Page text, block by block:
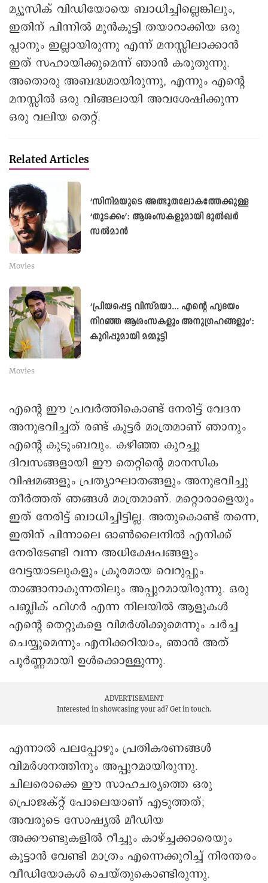
മ്യൂസിക് വിഡിയോയെ ബാധിച്ചില്ലെങ്കിലും,
ഇതിന് പിന്നിൽ മുൻകൂട്ടി തയാറാക്കിയ ഒരു
പ്ലാനും ഇല്ലായിരുന്നു എന്ന് മനസ്സിലാക്കാൻ
ഇത് സഹായിക്കുമെന്ന് ഞാൻ കരുതുന്നു.
അതൊരു അബദ്ധമായിരുന്നു, എന്നും എന്റെ
മനസ്സിൽ ഒരു വിങ്ങലായി അവശേഷിക്കുന്ന
ഒരു വലിയ തെറ്റ്.
Related Articles
‘സിനിമയുടെ അത്ഭുതലോകത്തേക്കുള്ള
‘തുടക്കം’: ആശംസകളുമായി ദുൽഖർ
സൽമാൻ
Movies
‘പ്രിയപ്പെട്ട വിസ്മയാ... എന്റെ ഹൃദയം
നിറഞ്ഞ ആശംസകളും അനുഗ്രഹങ്ങളും’:
കുറിപ്പുമായി മമ്മൂട്ടി
Movies
എന്റെ ഈ പ്രവർത്തികൊണ്ട് നേരിട്ട് വേദന
അനുഭവിച്ചത് രണ്ട് കൂട്ടർ മാത്രമാണ് ഞാനും
എന്റെ കുടുംബവും. കഴിഞ്ഞ കുറച്ചു
ദിവസങ്ങളായി ഈ തെറ്റിന്റെ മാനസിക
വിഷമങ്ങളും പ്രത്യാഘാതങ്ങളും അനുഭവിച്ചു
തീർത്തത് ഞങ്ങൾ മാത്രമാണ്. മറ്റൊരാളെയും
ഇത് നേരിട്ട് ബാധിച്ചിട്ടില്ല. അതുകൊണ്ട് തന്നെ,
ഇതിന് പിന്നാലെ ഓൺലൈനിൽ എനിക്ക്
നേരിടേണ്ടി വന്ന അധിക്ഷേപങ്ങളും
വേട്ടയാടലുകളും ക്രൂരമായ വെറുപ്പും
താങ്ങാനാകുന്നതിലും അപ്പുറമായിരുന്നു. ഒരു
പബ്ലിക് ഫിഗർ എന്ന നിലയിൽ ആളുകൾ
എന്റെ തെറ്റുകളെ വിമർശിക്കുമെന്നും ചർച്ച
ചെയ്യുമെന്നും എനിക്കറിയാം, ഞാൻ അത്
പൂർണ്ണമായി ഉൾക്കൊള്ളുന്നു.
ADVERTISEMENT
Interested in showcasing your ad? Get in touch.
എന്നാൽ പലപ്പോഴും പ്രതികരണങ്ങൾ
വിമർശനത്തിനും അപ്പുറമായിരുന്നു.
ചിലരൊക്കെ ഈ സാഹചര്യത്തെ ഒരു
പ്രൊജക്റ്റ്‌ പോലെയാണ് എടുത്തത്;
അവരുടെ സോഷ്യൽ മീഡിയ
അക്കൗണ്ടുകളിൽ റീച്ചും കാഴ്ച്ചക്കാരെയും
കൂട്ടാൻ വേണ്ടി മാത്രം എന്നെക്കുറിച്ച് നിരന്തരം
വീഡിയോകൾ ചെയ്തുകൊണ്ടിരുന്നു.